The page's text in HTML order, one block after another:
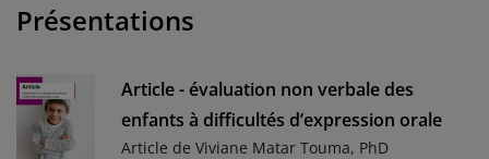
color:#003057;}.mgz-element.e08wlle .mgz-
jeune enfant réinventé
WISC-V - Échelle d'intelligence de Wechsler
pour enfants et adolescents - 5ème
Présentations
Article - évaluation non verbale des
enfants à difficultés d’expression orale
Article de Viviane Matar Touma, PhD